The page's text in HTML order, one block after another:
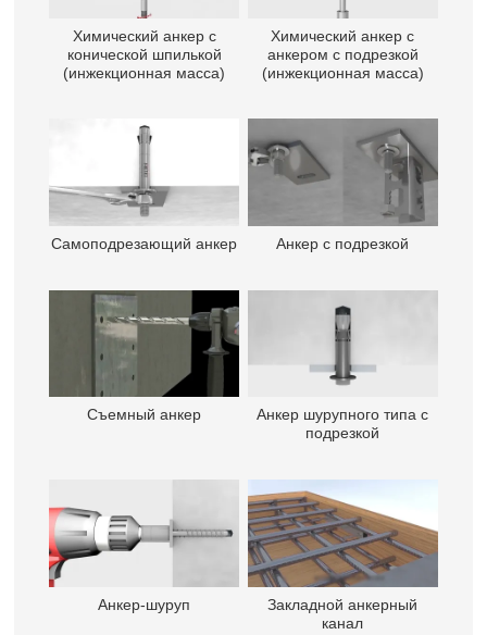
Химический анкер с
конической шпилькой
(инжекционная масса)
Химический анкер с
анкером с подрезкой
(инжекционная масса)
Самоподрезающий анкер Анкер с подрезкой
Съемный анкер
Анкер шурупного типа с
подрезкой
Анкер-шуруп
Закладной анкерный
канал